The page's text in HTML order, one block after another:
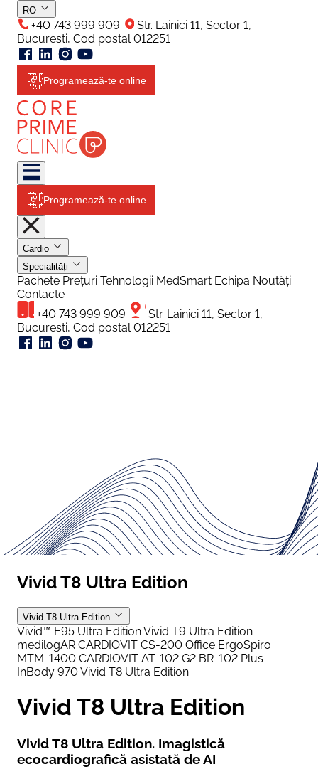
RO
+40 743 999 909
Str. Lainici 11, Sector 1,
Bucuresti, Cod postal 012251
Programează-te online
Programează-te online
Cardio
Specialități
Pachete Prețuri Tehnologii MedSmart Echipa Noutăți
Contacte
+40 743 999 909
Str. Lainici 11, Sector 1,
Bucuresti, Cod postal 012251
Vivid T8 Ultra Edition
Vivid T8 Ultra Edition
Vivid™ E95 Ultra EditionVivid T9 Ultra Edition
medilogAR CARDIOVIT CS-200 Office ErgoSpiro
MTM-1400 CARDIOVIT AT-102 G2 BR-102 Plus
InBody 970Vivid T8 Ultra Edition
Vivid T8 Ultra Edition
Vivid T8 Ultra Edition. Imagistică
ecocardiografică asistată de AI